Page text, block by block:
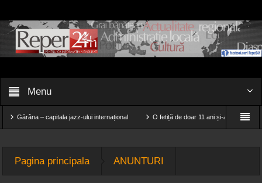
Menu
– capitala jazz-ului internațional O fetiță de doar 11 ani și-a găsit sfârșitul într-o
Pagina principala ANUNTURI